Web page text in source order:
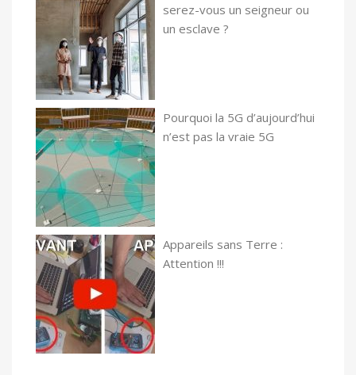
serez-vous un seigneur ou
un esclave ?
Pourquoi la 5G d’aujourd’hui
n’est pas la vraie 5G
Appareils sans Terre :
Attention !!!